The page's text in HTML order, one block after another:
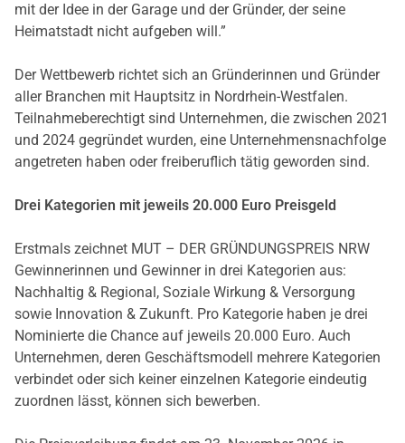
mit der Idee in der Garage und der Gründer, der seine
Heimatstadt nicht aufgeben will.”
Der Wettbewerb richtet sich an Gründerinnen und Gründer
aller Branchen mit Hauptsitz in Nordrhein-Westfalen.
Teilnahmeberechtigt sind Unternehmen, die zwischen 2021
und 2024 gegründet wurden, eine Unternehmensnachfolge
angetreten haben oder freiberuflich tätig geworden sind.
Drei Kategorien mit jeweils 20.000 Euro Preisgeld
Erstmals zeichnet MUT – DER GRÜNDUNGSPREIS NRW
Gewinnerinnen und Gewinner in drei Kategorien aus:
Nachhaltig & Regional, Soziale Wirkung & Versorgung
sowie Innovation & Zukunft. Pro Kategorie haben je drei
Nominierte die Chance auf jeweils 20.000 Euro. Auch
Unternehmen, deren Geschäftsmodell mehrere Kategorien
verbindet oder sich keiner einzelnen Kategorie eindeutig
zuordnen lässt, können sich bewerben.